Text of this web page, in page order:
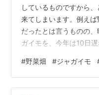
しているものですから
来てしまいます。例え
だったとは言うものの
ガイモを、今年は10日
するにも近いほうが良い
作した畑ではなくて自
っと足を運べば様子は
#野菜畑 #ジャガイモ